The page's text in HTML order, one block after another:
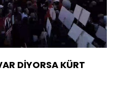
DİYORSA KÜRT